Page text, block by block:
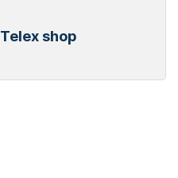
Telex shop